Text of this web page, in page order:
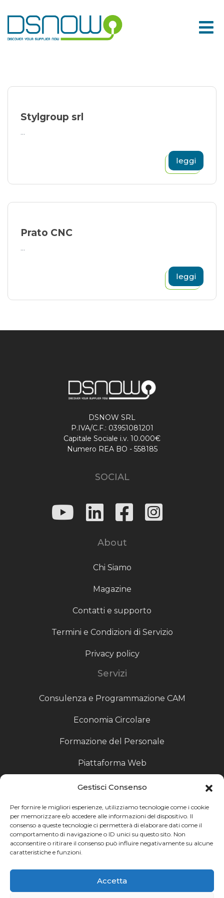
Gestisci Consenso
Per fornire le migliori esperienze, utilizziamo tecnologie come i cookie
per memorizzare e/o accedere alle informazioni del dispositivo. Il
consenso a queste tecnologie ci permetterà di elaborare dati come il
comportamento di navigazione o ID unici su questo sito. Non
acconsentire o ritirare il consenso può influire negativamente su alcune
caratteristiche e funzioni.
Accetta
to
content
Stylgroup srl
...
leggi
Prato CNC
...
leggi
DSNOW SRL
P.IVA/C.F.: 03951081201
Capitale Sociale i.v. 10.000€
Numero REA BO - 558185
SOCIAL
About
Chi Siamo
Magazine
Contatti e supporto
Termini e Condizioni di Servizio
Privacy policy
Servizi
Consulenza e Programmazione CAM
Economia Circolare
Formazione del Personale
Piattaforma Web
Scouting fornitori
Produzione Particolari
Raccoglitori di Fine Linea
Ricerca
Ricerca avanzata
Catalogo fornitori